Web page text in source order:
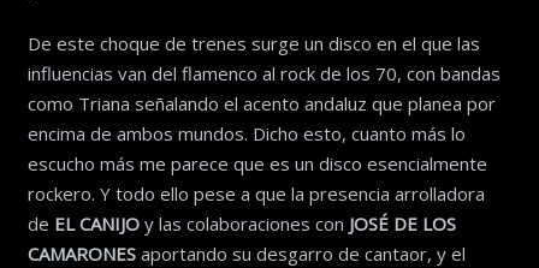
De este choque de trenes surge un disco en el que las
influencias van del flamenco al rock de los 70, con bandas
como Triana señalando el acento andaluz que planea por
encima de ambos mundos. Dicho esto, cuanto más lo
escucho más me parece que es un disco esencialmente
rockero. Y todo ello pese a que la presencia arrolladora
de EL CANIJOy las colaboraciones con JOSÉ DE LOS
CAMARONESaportando su desgarro de cantaor, y el